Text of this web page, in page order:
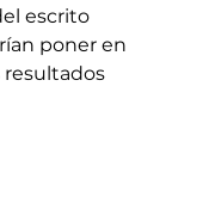
escrito
poner en